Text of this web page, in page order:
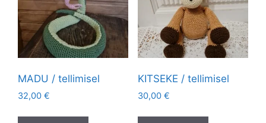
MADU / tellimisel
32,00 €
KITSEKE / tellimisel
30,00 €